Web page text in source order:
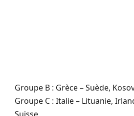
Groupe B : Grèce – Suède,
Groupe C : Italie – Lituanie,